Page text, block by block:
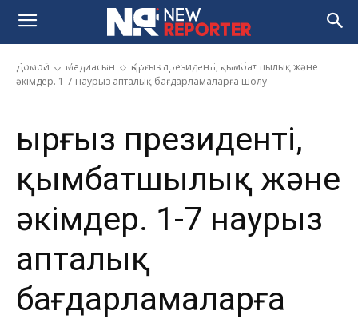
Домой Медиасын
Қырғыз президенті, қымбатшылық және
әкімдер. 1-7 наурыз апталық бағдарламаларға шолу
қымбатшылық және әкімдер.
1-7 наурыз апталық
бағдарламаларға шолу
Қырғыз президенті,
қымбатшылық және
әкімдер. 1-7 наурыз
апталық
бағдарламаларға